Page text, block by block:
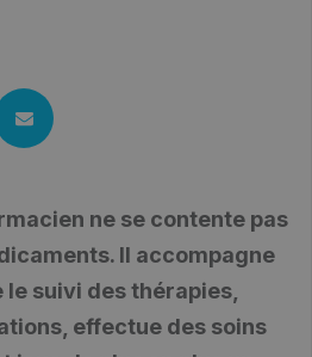
ne se contente pas
Il accompagne
suivi des thérapies,
effectue des soins